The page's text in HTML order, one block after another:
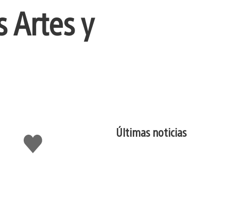
Artes y
Me
gusta
Últimas noticias